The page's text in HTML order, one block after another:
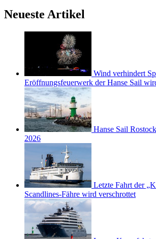
Neueste Artikel
Wind verhindert
Eröffnungsfeuerwerk der Hanse Sail
Hanse Sail
2026
Letzte Fahrt der
Scandlines-Fähre wird verschrottet